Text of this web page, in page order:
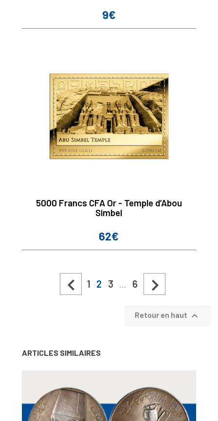
Prix
9€
5000 Francs CFA Or - Temple d’Abou
Simbel
Prix
62€
 1 2 3 … 6 
Retour en haut 
ARTICLES SIMILAIRES